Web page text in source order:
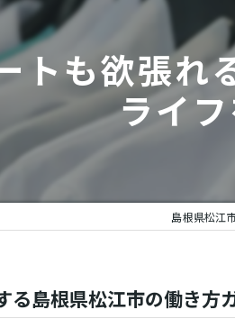
トも欲張れ
ライ
島根県松江
る島根県松江市の働き方